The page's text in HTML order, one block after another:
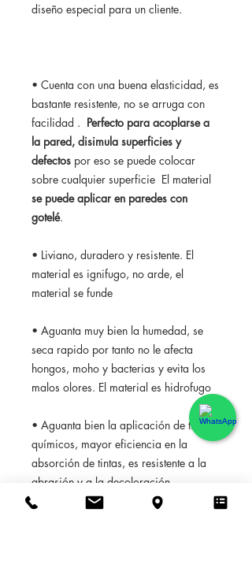
diseño especial para un cliente.
• Cuenta con una buena elasticidad, es
bastante resistente, no se arruga con
facilidad . Perfecto para acoplarse a
la pared, disimula superficies y
defectos por eso se puede colocar
sobre cualquier superficie El material
se puede aplicar en paredes con
gotelé.
• Liviano, duradero y resistente. El
material es ignifugo, no arde, el
material se funde
• Aguanta muy bien la humedad, se
seca rapido por tanto no le afecta
hongos, moho y bacterias y evita los
malos olores. El material es hidrofugo
• Aguanta bien la aplicación de tintes
químicos, mayor eficiencia en la
absorción de tintas, es resistente a la
abrasión y a la decoloración.
El material se limpia con facilidad.